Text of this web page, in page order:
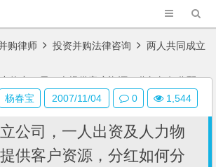
购律师 投资并购法律咨询 两人共同成立
物力，另一人提供客户资源，分红如何分配？
公司，一人出资及人力物
供客户资源，分红如何分
杨春宝 2007/11/04 0 1,544